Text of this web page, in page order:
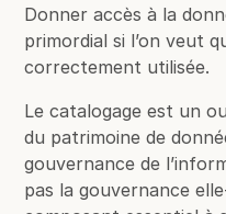
Donner accès à la
primordial si l’on veut
correctement utilisée.
Le catalogage est un
du patrimoine de
gouvernance de
pas la gouvernance